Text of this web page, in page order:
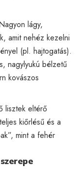
lágy,
amit nehéz kezelni
(pl. hajtogatás).
nagylyukú bélzetű
kovászos
lisztek eltérő
kiőrlésű és a
mint a fehér